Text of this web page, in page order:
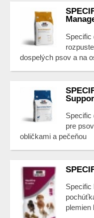
Specific
dospelých psov a na
Specific
pre
obličkami a pečeňou
Specific
plemien